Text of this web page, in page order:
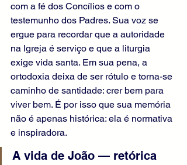
com a fé dos Concílios e com o
testemunho dos Padres. Sua voz se
ergue para recordar que a autoridade
na Igreja é serviço e que a liturgia
exige vida santa. Em sua pena, a
ortodoxia deixa de ser rótulo e torna-se
caminho de santidade: crer bem para
viver bem. É por isso que sua memória
não é apenas histórica: ela é normativa
e inspiradora.
A vida de João — retórica